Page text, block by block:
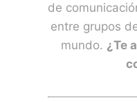
de
entre grupos
mundo. ¿Te